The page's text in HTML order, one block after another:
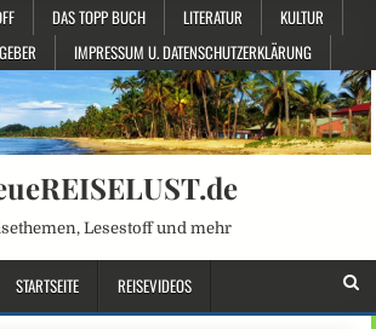
DAS TOPP BUCH LITERATUR
KULTUR
IMPRESSUM U. DATENSCHUTZERKLÄRUNG
Lesestoff und mehr
STARTSEITE REISEVIDEOS